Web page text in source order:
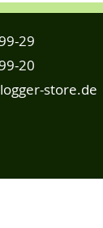
29
20
store.de